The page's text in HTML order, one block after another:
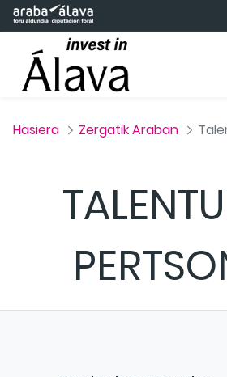
Eduki nagusira joan
Hasiera Zergatik Araban